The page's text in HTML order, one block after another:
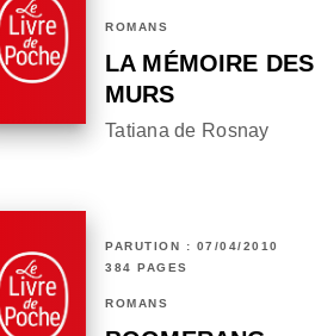
ROMANS
LA MÉMOIRE DES
MURS
Tatiana de Rosnay
PARUTION : 07/04/2010
384 PAGES
ROMANS